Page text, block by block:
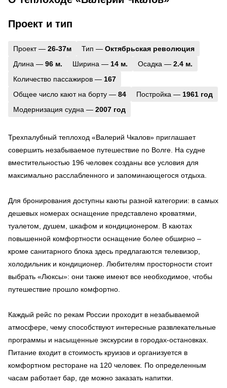
Проект и тип
Проект — 26-37м Тип — Октябрьская революция
Длина — 96 м. Ширина — 14 м. Осадка — 2.4 м.
Количество пассажиров — 167
Общее число кают на борту — 84 Постройка — 1961 год
Модернизация судна — 2007 год
Трехпалубный теплоход «Валерий Чкалов» приглашает
совершить незабываемое путешествие по Волге. На судне
вместительностью 196 человек созданы все условия для
максимально расслабленного и запоминающегося отдыха.
Для бронирования доступны каюты разной категории: в самых
дешевых номерах оснащение представлено кроватями,
туалетом, душем, шкафом и кондиционером. В каютах
повышенной комфортности оснащение более обширно –
кроме санитарного блока здесь предлагаются телевизор,
холодильник и кондиционер. Любителям просторности стоит
выбрать «Люксы»: они также имеют все необходимое, чтобы
путешествие прошло комфортно.
Каждый рейс по рекам России проходит в незабываемой
атмосфере, чему способствуют интересные развлекательные
программы и насыщенные экскурсии в городах-остановках.
Питание входит в стоимость круизов и организуется в
комфортном ресторане на 120 человек. По определенным
часам работает бар, где можно заказать напитки.